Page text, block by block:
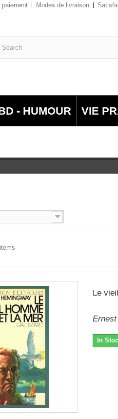
paiement Modes de livraison
- HUMOUR VIE
Le
In